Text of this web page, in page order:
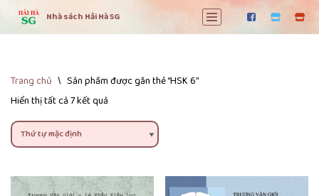
Chuyển
Nhà sách Hải Hà SG
Trang chủ \ Sản phẩm được gắn thẻ “HSK 6”
Hiển thị tất cả 7 kết quả